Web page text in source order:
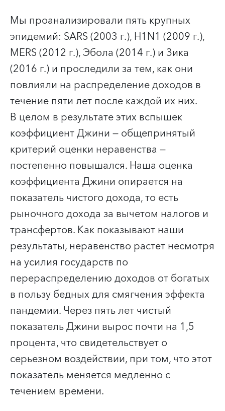
Мы проанализировали пять крупных
эпидемий: SARS (2003 г.), H1N1 (2009 г.),
MERS (2012 г.), Эбола (2014 г.) и Зика
(2016 г.) и проследили за тем, как они
повлияли на распределение доходов в
течение пяти лет после каждой их них.
В целом в результате этих вспышек
коэффициент Джини — общепринятый
критерий оценки неравенства —
постепенно повышался. Наша оценка
коэффициента Джини опирается на
показатель чистого дохода, то есть
рыночного дохода за вычетом налогов и
трансфертов. Как показывают наши
результаты, неравенство растет несмотря
на усилия государств по
перераспределению доходов от богатых
в пользу бедных для смягчения эффекта
пандемии. Через пять лет чистый
показатель Джини вырос почти на 1,5
процента, что свидетельствует о
серьезном воздействии, при том, что этот
показатель меняется медленно с
течением времени.